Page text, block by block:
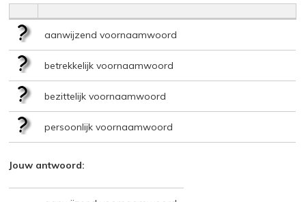
aanwijzend voornaamwoord
betrekkelijk voornaamwoord
bezittelijk voornaamwoord
persoonlijk voornaamwoord
Jouw antwoord: